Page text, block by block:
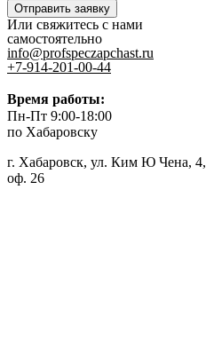
Отправить заявку
Или свяжитесь с нами
самостоятельно
info@profspeczapchast.ru
+7-914-201-00-44
Время работы:
Пн-Пт 9:00-18:00
по Хабаровску
г. Хабаровск, ул. Ким Ю Чена, 4,
оф. 26